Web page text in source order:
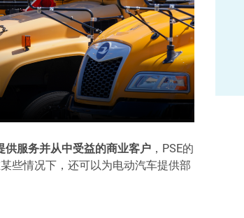
供服务并从中受益的商业客户 ，PSE的
些情况下，还可以为电动汽车提供部